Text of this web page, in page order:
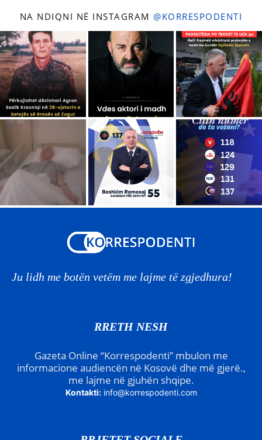
NA NDIQNI NË INSTAGRAM @KORRESPODENTI
Ju lidh me botën vetëm me lajme të zgjedhura!
RRETH NESH
Gazeta Online “Korrespodenti” mbulon me
informacione audiencën në Kosovë dhe më gjerë.,
me lajme në gjuhën shqipe.
Kontakti: info@korrespodenti.com